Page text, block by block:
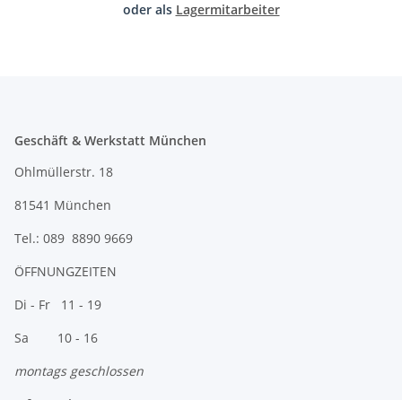
oder als Lagermitarbeiter
Geschäft & Werkstatt München
Ohlmüllerstr. 18
81541 München
Tel.: 089 8890 9669
ÖFFNUNGZEITEN
Di - Fr 11 - 19
Sa 10 - 16
montags geschlossen